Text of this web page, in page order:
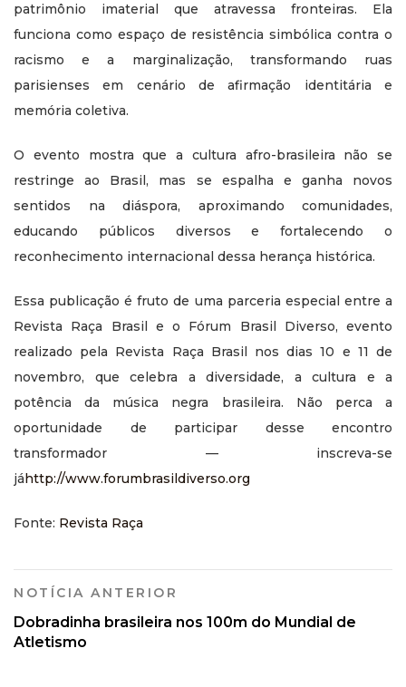
patrimônio imaterial que atravessa fronteiras. Ela
funciona como espaço de resistência simbólica contra o
racismo e a marginalização, transformando ruas
parisienses em cenário de afirmação identitária e
memória coletiva.
O evento mostra que a cultura afro-brasileira não se
restringe ao Brasil, mas se espalha e ganha novos
sentidos na diáspora, aproximando comunidades,
educando públicos diversos e fortalecendo o
reconhecimento internacional dessa herança histórica.
Essa publicação é fruto de uma parceria especial entre a
Revista Raça Brasil e o Fórum Brasil Diverso, evento
realizado pela Revista Raça Brasil nos dias 10 e 11 de
novembro, que celebra a diversidade, a cultura e a
potência da música negra brasileira. Não perca a
oportunidade de participar desse encontro
transformador — inscreva-se
jáhttp://www.forumbrasildiverso.org
Fonte: Revista Raça
NOTÍCIA ANTERIOR
Dobradinha brasileira nos 100m do Mundial de
Atletismo